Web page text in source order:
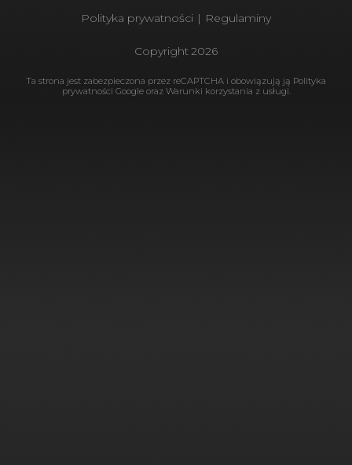
Polityka prywatności | Regulaminy
Copyright2026
Ta strona jest zabezpieczona przez reCAPTCHA i obowiązują ją Polityka
prywatności Googleoraz Warunki korzystania z usługi.